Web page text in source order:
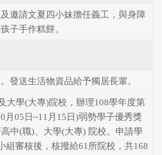
邀請文夏四小妹擔任義工，與身障
子手作糕餅。
發送生活物資品給予獨居長輩。
大學(大專)院校，辦理108學年度第
月05日~11月15日)弱勢學子優秀獎
中(職)、大學(大專) 院校。申請學
組審核後，核撥給61所院校，共168